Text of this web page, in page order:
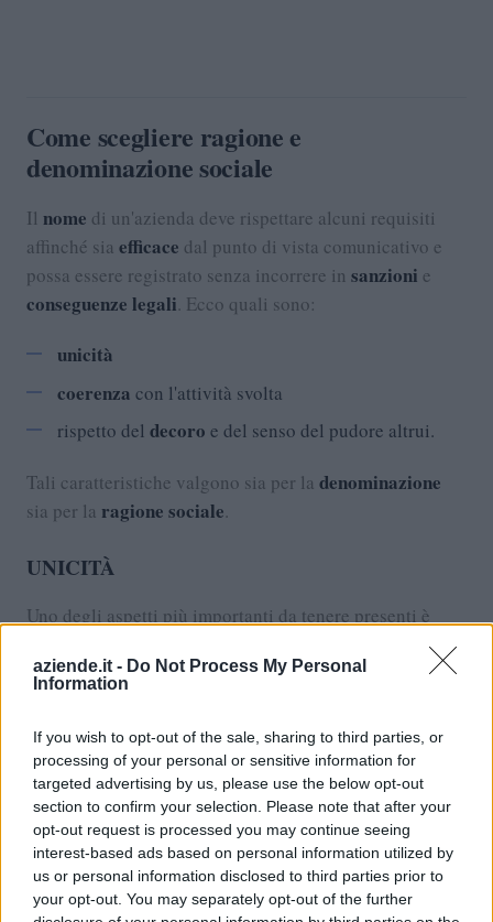
aziende.it - Do Not Process My Personal
Information
If you wish to opt-out of the sale, sharing to third parties, or
processing of your personal or sensitive information for
targeted advertising by us, please use the below opt-out
section to confirm your selection. Please note that after your
opt-out request is processed you may continue seeing
interest-based ads based on personal information utilized by
us or personal information disclosed to third parties prior to
your opt-out. You may separately opt-out of the further
Come scegliere ragione e
denominazione sociale
Il nome di un'azienda deve rispettare alcuni requisiti
affinché sia efficace dal punto di vista comunicativo e
possa essere registrato senza incorrere in sanzioni e
conseguenze legali. Ecco quali sono:
unicità
coerenza con l'attività svolta
rispetto del decoro e del senso del pudore altrui.
Tali caratteristiche valgono sia per la denominazione
sia per la ragione sociale.
UNICITÀ
Uno degli aspetti più importanti da tenere presenti è
quello di altre imprese, altrimenti si rischiano
omonimie
ragione o denominazione sociale. Prima della scelta è
bene fare unaricerca accuratain merito.
COERENZA CON L'ATTIVITÀ SVOLTA
La scelta deve ricadere su espressioni o frasi che